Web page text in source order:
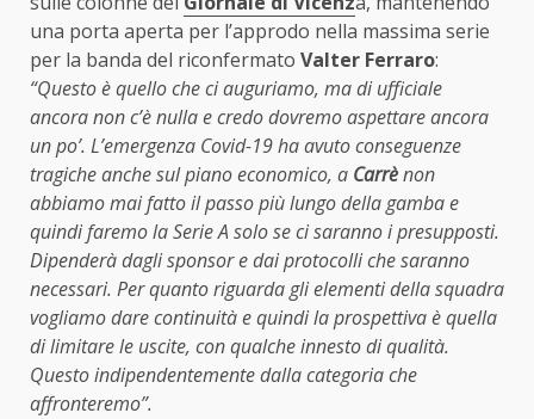
una porta aperta per l’approdo nella massima serie
per la banda del riconfermato Valter Ferraro:
“Questo è quello che ci auguriamo, ma di ufficiale
ancora non c’è nulla e credo dovremo aspettare ancora
un po’. L’emergenza Covid-19 ha avuto conseguenze
tragiche anche sul piano economico, a Carrènon
abbiamo mai fatto il passo più lungo della gamba e
quindi faremo la Serie A solo se ci saranno i presupposti.
Dipenderà dagli sponsor e dai protocolli che saranno
necessari. Per quanto riguarda gli elementi della squadra
vogliamo dare continuità e quindi la prospettiva è quella
di limitare le uscite, con qualche innesto di qualità.
Questo indipendentemente dalla categoria che
affronteremo”.